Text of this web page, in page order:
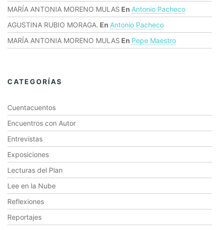
MARÍA ANTONIA MORENO MULAS En Antonio Pacheco
AGUSTINA RUBIO MORAGA. En Antonio Pacheco
MARÍA ANTONIA MORENO MULAS En Pepe Maestro
CATEGORÍAS
Cuentacuentos
Encuentros con Autor
Entrevistas
Exposiciones
Lecturas del Plan
Lee en la Nube
Reflexiones
Reportajes